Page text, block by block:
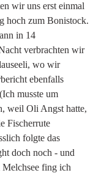
wir uns erst einmal
hoch zum Bonistock.
in 14
verbrachten wir
wo wir
ebenfalls
musste um
weil Oli Angst hatte,
Fischerrute
folgte das
doch noch - und
fing ich